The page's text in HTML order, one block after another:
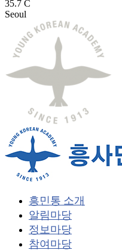
35.7 C
Seoul
흥민통 소개
알림마당
정보마당
참여마당